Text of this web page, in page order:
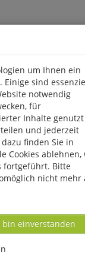
besonderen
30-ml-
um Ihnen ein
sind
notwendig
für
Inhalte genutzt
und jederzeit
finden Sie in
Cookies ablehnen,
fortgeführt. Bitte
nicht mehr
-
bin einverstanden